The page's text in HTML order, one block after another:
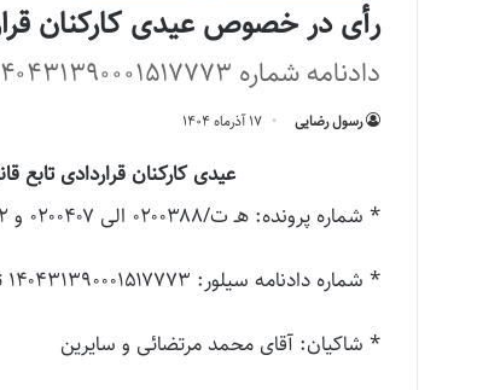
رأی در خصوص عیدی کارکنان
دادنامه شماره ۱۴۰۴۳۱۳۹۰۰۰۱۵۱۷۷۷۳ مورخ ۱۴۰۴/۰۶/۲۴
رسول رضایی ۱۷ آذر‌ماه ۱۴۰۴
عیدی کارکنان قراردادی
* شماره پرونده: هـ ت/۰۲۰۰۳۸۸ الی ۰۲۰۰۴۰۷ و ۰۲۰۰۶۲۲
* شماره دادنامه سیلور: ۱۴۰۴۳۱۳۹۰۰۰۱۵۱۷۷۷۳ تاریخ: ۱۴۰۴/۰۶/۲۴
* شاکیان: آقای محمد مرتضائی و سایرین